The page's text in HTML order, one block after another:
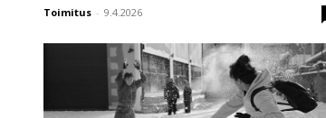
Toimitus - 9.4.2026